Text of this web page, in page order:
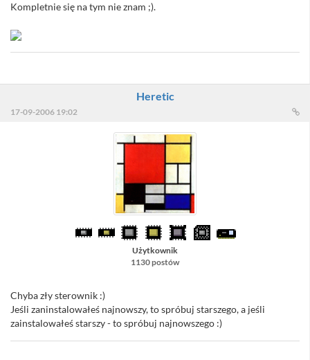
Kompletnie się na tym nie znam ;).
Heretic
17-09-2006 19:02
Użytkownik
1130 postów
Chyba zły sterownik :)
Jeśli zaninstalowałeś najnowszy, to spróbuj starszego, a jeśli
zainstalowałeś starszy - to spróbuj najnowszego :)